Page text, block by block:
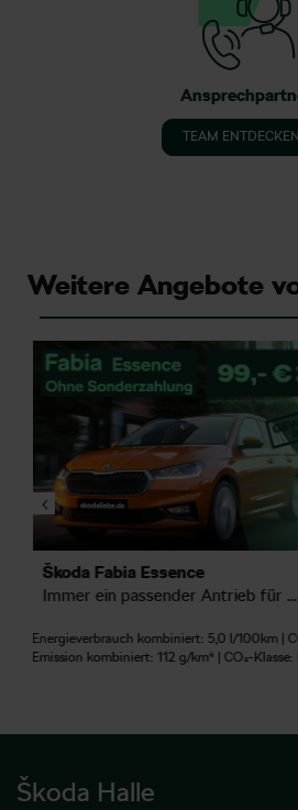
TEAM ENTDECKEN
Weitere Angebote
für Ihr Business - Ohne Sonderzahlung
5,0 l/100km | CO₂-
112 g/km* | CO₂-Klasse: D
Škoda
Der Einstieg
Emission
Škoda Halle